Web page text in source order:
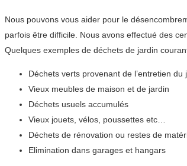
Nous pouvons vous aider pour le
parfois être difficile. Nous avons effectué des
Quelques exemples de déchets de jardin
Déchets verts provenant de l’entretien du
Vieux meubles de maison et de jardin
Déchets usuels accumulés
Vieux jouets, vélos, poussettes etc…
Déchets de rénovation ou restes de
Elimination dans garages et hangars